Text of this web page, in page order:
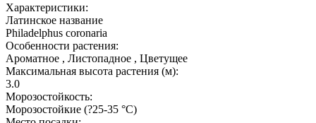
Характеристики:
Латинское название
Philadelphus coronaria
Особенности растения:
Ароматное , Листопадное , Цветущее
Максимальная высота растения (м):
3.0
Морозостойкость:
Морозостойкие (?25-35 °С)